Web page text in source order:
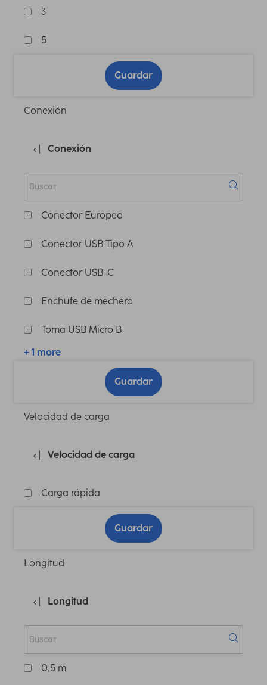
3
5
Guardar
Conexión
Conexión
Conector Europeo
Conector USB Tipo A
Conector USB-C
Enchufe de mechero
Toma USB Micro B
+ 1 more
Guardar
Velocidad de carga
Velocidad de carga
Carga rápida
Guardar
Longitud
Longitud
0,5 m